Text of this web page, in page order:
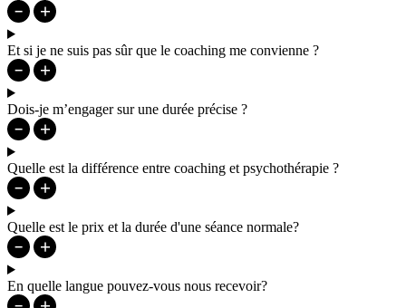
Et si je ne suis pas sûr que le coaching me convienne ?
Dois-je m’engager sur une durée précise ?
Quelle est la différence entre coaching et psychothérapie ?
Quelle est le prix et la durée d'une séance normale?
En quelle langue pouvez-vous nous recevoir?